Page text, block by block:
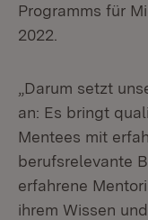
Programms für
2022.
„Darum setzt
an: Es bringt
Mentees mit
berufsrelevante
erfahrene
ihrem Wissen